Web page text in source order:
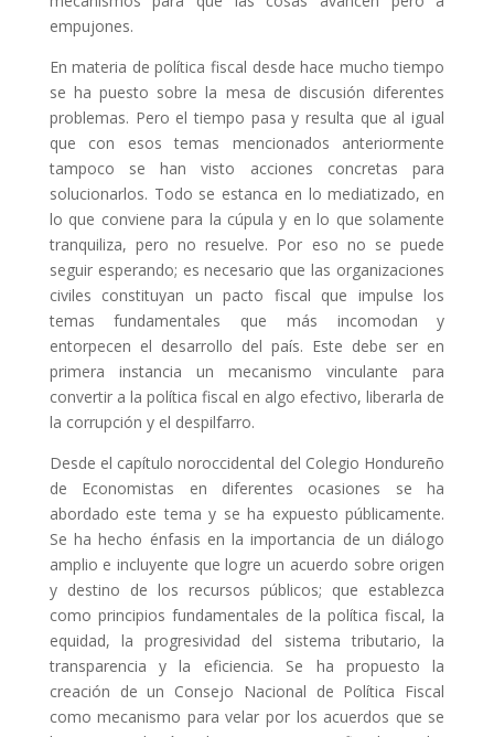
empujones.
En materia de política fiscal desde hace mucho tiempo
se ha puesto sobre la mesa de discusión diferentes
problemas. Pero el tiempo pasa y resulta que al igual
que con esos temas mencionados anteriormente
tampoco se han visto acciones concretas para
solucionarlos. Todo se estanca en lo mediatizado, en
lo que conviene para la cúpula y en lo que solamente
tranquiliza, pero no resuelve. Por eso no se puede
seguir esperando; es necesario que las organizaciones
civiles constituyan un pacto fiscal que impulse los
temas fundamentales que más incomodan y
entorpecen el desarrollo del país. Este debe ser en
primera instancia un mecanismo vinculante para
convertir a la política fiscal en algo efectivo, liberarla de
la corrupción y el despilfarro.
Desde el capítulo noroccidental del Colegio Hondureño
de Economistas en diferentes ocasiones se ha
abordado este tema y se ha expuesto públicamente.
Se ha hecho énfasis en la importancia de un diálogo
amplio e incluyente que logre un acuerdo sobre origen
y destino de los recursos públicos; que establezca
como principios fundamentales de la política fiscal, la
equidad, la progresividad del sistema tributario, la
transparencia y la eficiencia. Se ha propuesto la
creación de un Consejo Nacional de Política Fiscal
como mecanismo para velar por los acuerdos que se